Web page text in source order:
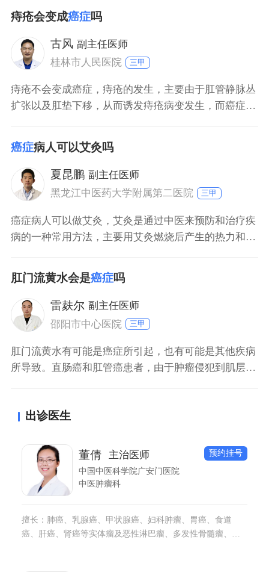
吐、呕血等症状。当直肠癌癌肿转移到骨骼的时候，患
者会出现骨痛症状，严重的可出现病理性骨折和截瘫。
痔疮会变成癌症吗
古风 副主任医师
桂林市人民医院
三甲
痔疮不会变成癌症，痔疮的发生，主要由于肛管静脉丛
扩张以及肛垫下移，从而诱发痔疮病变发生，而癌症的
以痔疮不会演变为癌症。不过受痔疮病变影响，肛门部
位的组织长期受到慢性刺激，可能导致局部组织发生异
常增殖的问题，可能会提高肛门癌的发病几率。
癌症病人可以艾灸吗
夏昆鹏 副主任医师
黑龙江中医药大学附属第二医院
三甲
癌症病人可以做艾灸，艾灸是通过中医来预防和治疗疾
病的一种常用方法，主要用艾灸燃烧后产生的热力和药
大多虚弱，通过艾灸能治疗和促进血液循环、提高机体
抗病能力、有利于疾病恢复和起到预防感冒作用；另
外，艾灸还能减轻放化疗导致的多种不适；如果是做手
术后的患者，局部艾灸也能促进切口恢复。
肛门流黄水会是癌症吗
雷麸尔 副主任医师
邵阳市中心医院
三甲
肛门流黄水有可能是癌症所引起，也有可能是其他疾病
所导致。直肠癌和肛管癌患者，由于肿瘤侵犯到肌层，
另外，肛门流黄水也有可能是肛瘘所导致。肛瘘是细菌
痒。出现肛门流黄水症状，患者需要及时前往医院就
诊，明
出诊医生
董倩 主治医师
中国中医科学院广安门医院
中医肿瘤科
预约挂号
擅长：肺癌、乳腺癌、甲状腺癌、妇科肿瘤、胃癌、食道
癌、肝癌、肾癌等实体瘤及恶性淋巴瘤、多发性骨髓瘤、白